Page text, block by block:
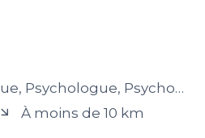
Psychothérapeute
À moins de 10 km